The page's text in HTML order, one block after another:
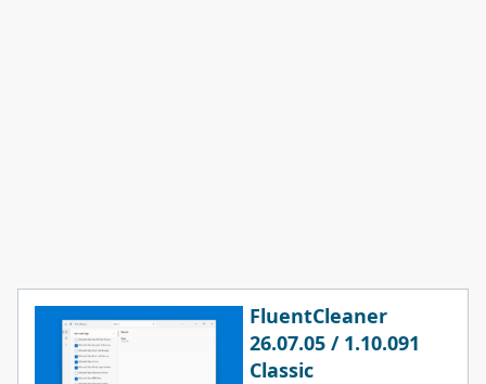
FluentCleaner
26.07.05 / 1.10.091
Classic